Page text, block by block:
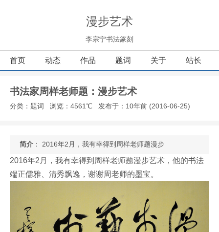
漫步艺术
李宗宁书法篆刻
首页 动态 作品 题词 关于 站长
书法家周样老师题：漫步艺术
分类：题词 浏览：4561℃ 发布于：10年前 (2016-06-25)
简介 ： 2016年2月，我有幸得到周样老师题漫步
2016年2月，我有幸得到周样老师题漫步艺术，他的书法
端正儒雅、清秀飘逸，谢谢周老师的墨宝。